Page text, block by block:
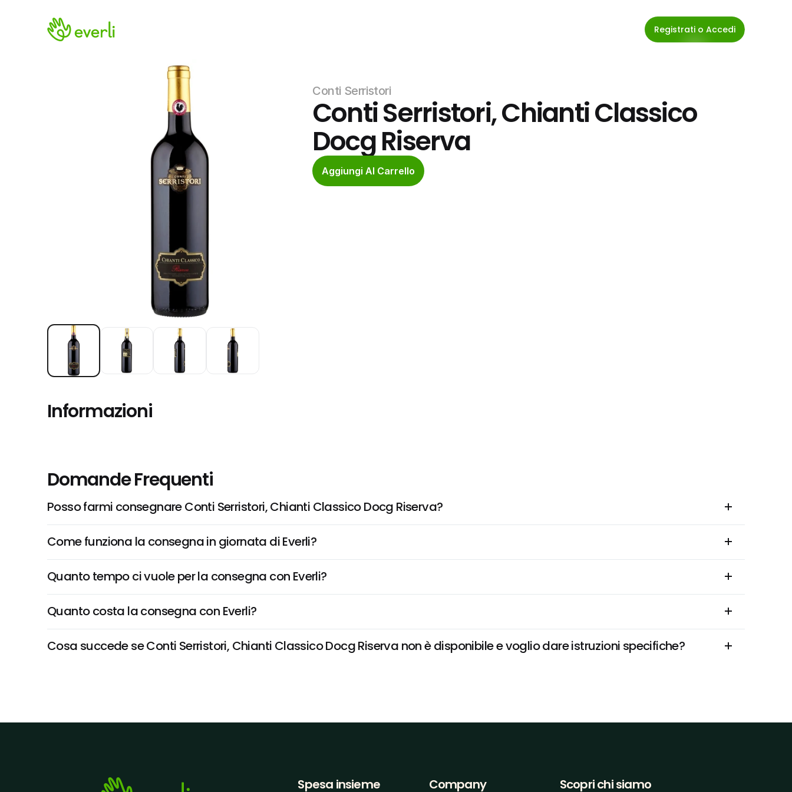
Registrati o Accedi
Conti Serristori
Conti Serristori, Chianti Classico
Docg Riserva
Aggiungi Al Carrello
Informazioni
Domande Frequenti
Posso farmi consegnare Conti Serristori, Chianti Classico Docg Riserva?
Come funziona la consegna in giornata di Everli?
Quanto tempo ci vuole per la consegna con Everli?
Quanto costa la consegna con Everli?
Cosa succede se Conti Serristori, Chianti Classico Docg Riserva non è disponibile e voglio dare istruzioni specifiche?
Spesa insieme Company Scopri chi siamo